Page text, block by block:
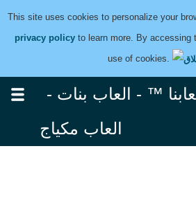
This site uses cookies to personalize your
privacy policy to learn more. By accessing
use of cookies.
™ - العاب بنات -
العاب مكياج